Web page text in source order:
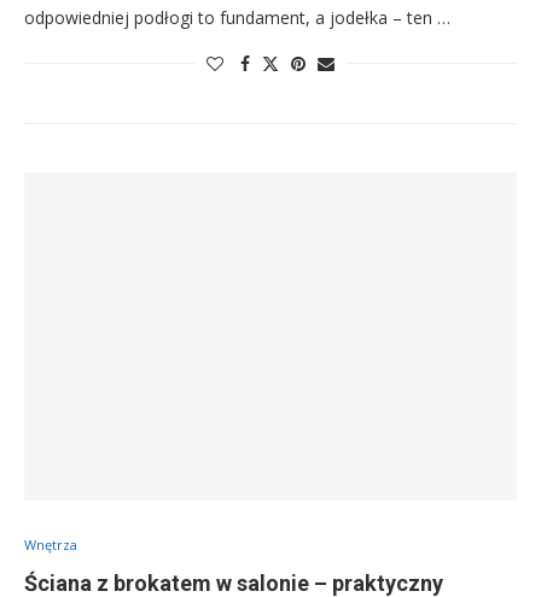
odpowiedniej podłogi to fundament, a jodełka – ten …
Wnętrza
Ściana z brokatem w salonie – praktyczny